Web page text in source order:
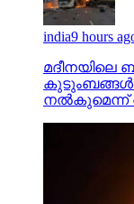
india9 hours
മദീനയിലെ
നല്‍കുമെന്ന്